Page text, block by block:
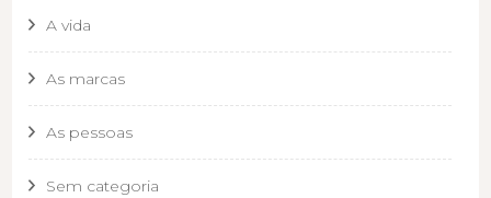
A vida
As marcas
As pessoas
Sem categoria